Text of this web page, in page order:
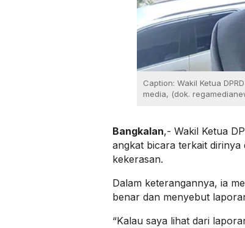
Caption: Wakil Ketua
media, (dok.
Bangkalan,- Wakil Ketua
angkat bicara terkait
kekerasan.
Dalam keterangannya, ia
benar dan menyebut
“Kalau saya lihat dari